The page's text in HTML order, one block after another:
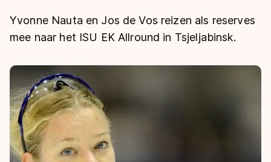
Langebaan
Inlineskaten
Kunstschaatsen
Schoonrijden
Natuurijs
Uitslagen
Shorttrack
Marathon
Inlineskaten
Kunstschaatsen
Tijden & historie
Ranglijsten Langebaan
Persoonlijke records & tijden
Historie & statistiek
De weg op
Inschrijven wedstrijden
Algemene Nederlandse Schaatstijd
Schaatsfans
Yvonne Nauta en Jos de Vos reizen als reserves
mee naar het ISU EK Allround in Tsjeljabinsk.